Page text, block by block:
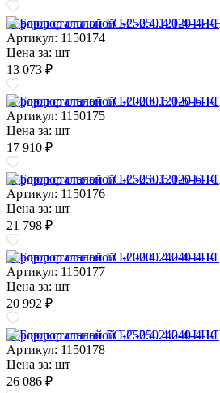
Бордюр стальной БС-250.4.120-4-I-НС
Артикул: 1150174
Цена за: шт
13 073 ₽
Бордюр стальной БС-200.6.120-6-I-НС
Артикул: 1150175
Цена за: шт
17 910 ₽
Бордюр стальной БС-250.6.120-6-I-НС
Артикул: 1150176
Цена за: шт
21 798 ₽
Бордюр стальной БС-200.4.240-4-I-НС
Артикул: 1150177
Цена за: шт
20 992 ₽
Бордюр стальной БС-250.4.240-4-I-НС
Артикул: 1150178
Цена за: шт
26 086 ₽